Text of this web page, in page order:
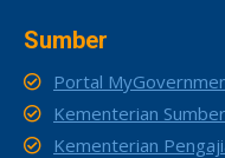
Sumber
Portal
Kementerian
Kementerian